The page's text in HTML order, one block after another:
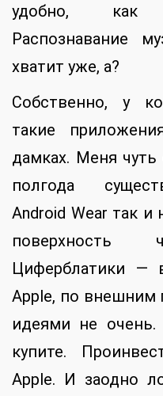
удобно, как
Распознавание
хватит уже, а?
Собственно, у
такие
дамках. Меня чуть
полгода
Android Wear так
поверхность
Циферблатики —
Apple, по внешним
идеями не
купите.
Apple. И заодно